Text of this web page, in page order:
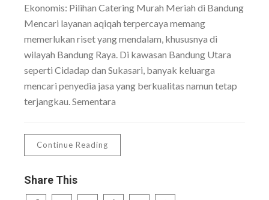
Ekonomis: Pilihan Catering Murah Meriah di Bandung
Mencari layanan aqiqah terpercaya memang
memerlukan riset yang mendalam, khususnya di
wilayah Bandung Raya. Di kawasan Bandung Utara
seperti Cidadap dan Sukasari, banyak keluarga
mencari penyedia jasa yang berkualitas namun tetap
terjangkau. Sementara
Continue Reading
Share This